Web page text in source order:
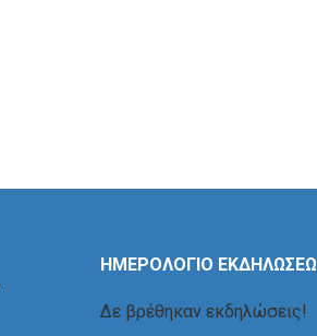
ΗΜΕΡΟΛΟΓΙΟ
Δε βρέθηκαν εκδηλώσεις!